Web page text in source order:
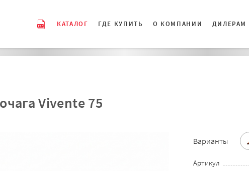
КАТАЛОГ ГДЕ КУПИТЬ О КОМПАНИИ ДИЛЕРАМ
Vivente 75
Варианты
Артикул